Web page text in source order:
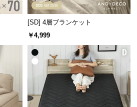
[SD] 4層ブランケット
￥4,999